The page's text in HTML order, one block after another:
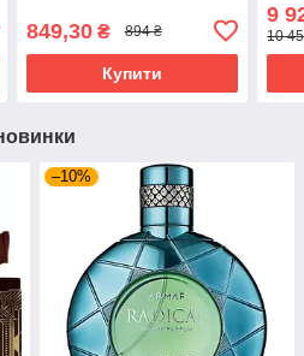
849,30₴ 894 ₴
Купити
9
10
–10%